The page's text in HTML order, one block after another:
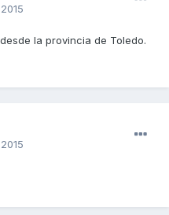
la provincia de Toledo.